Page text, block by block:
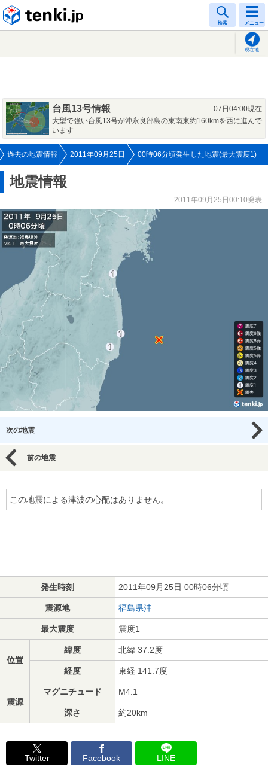
検索 メニュー
現在地
台風13号情報
07日04:00現在
大型で強い台風13号が沖永良部島の東南東約160kmを西に進んで
います
過去の地震情報 2011年09月25日 00時06分頃発生した地震(最大震度1)
地震情報
2011年09月25日00:10発表
次の地震
前の地震
この地震による津波の心配はありません。
発生時刻 2011年09月25日 00時06分頃
震源地 福島県沖
最大震度 震度1
位置
緯度 北緯 37.2度
経度 東経 141.7度
震源
マグニチュード M4.1
深さ 約20km
Twitter Facebook LINE